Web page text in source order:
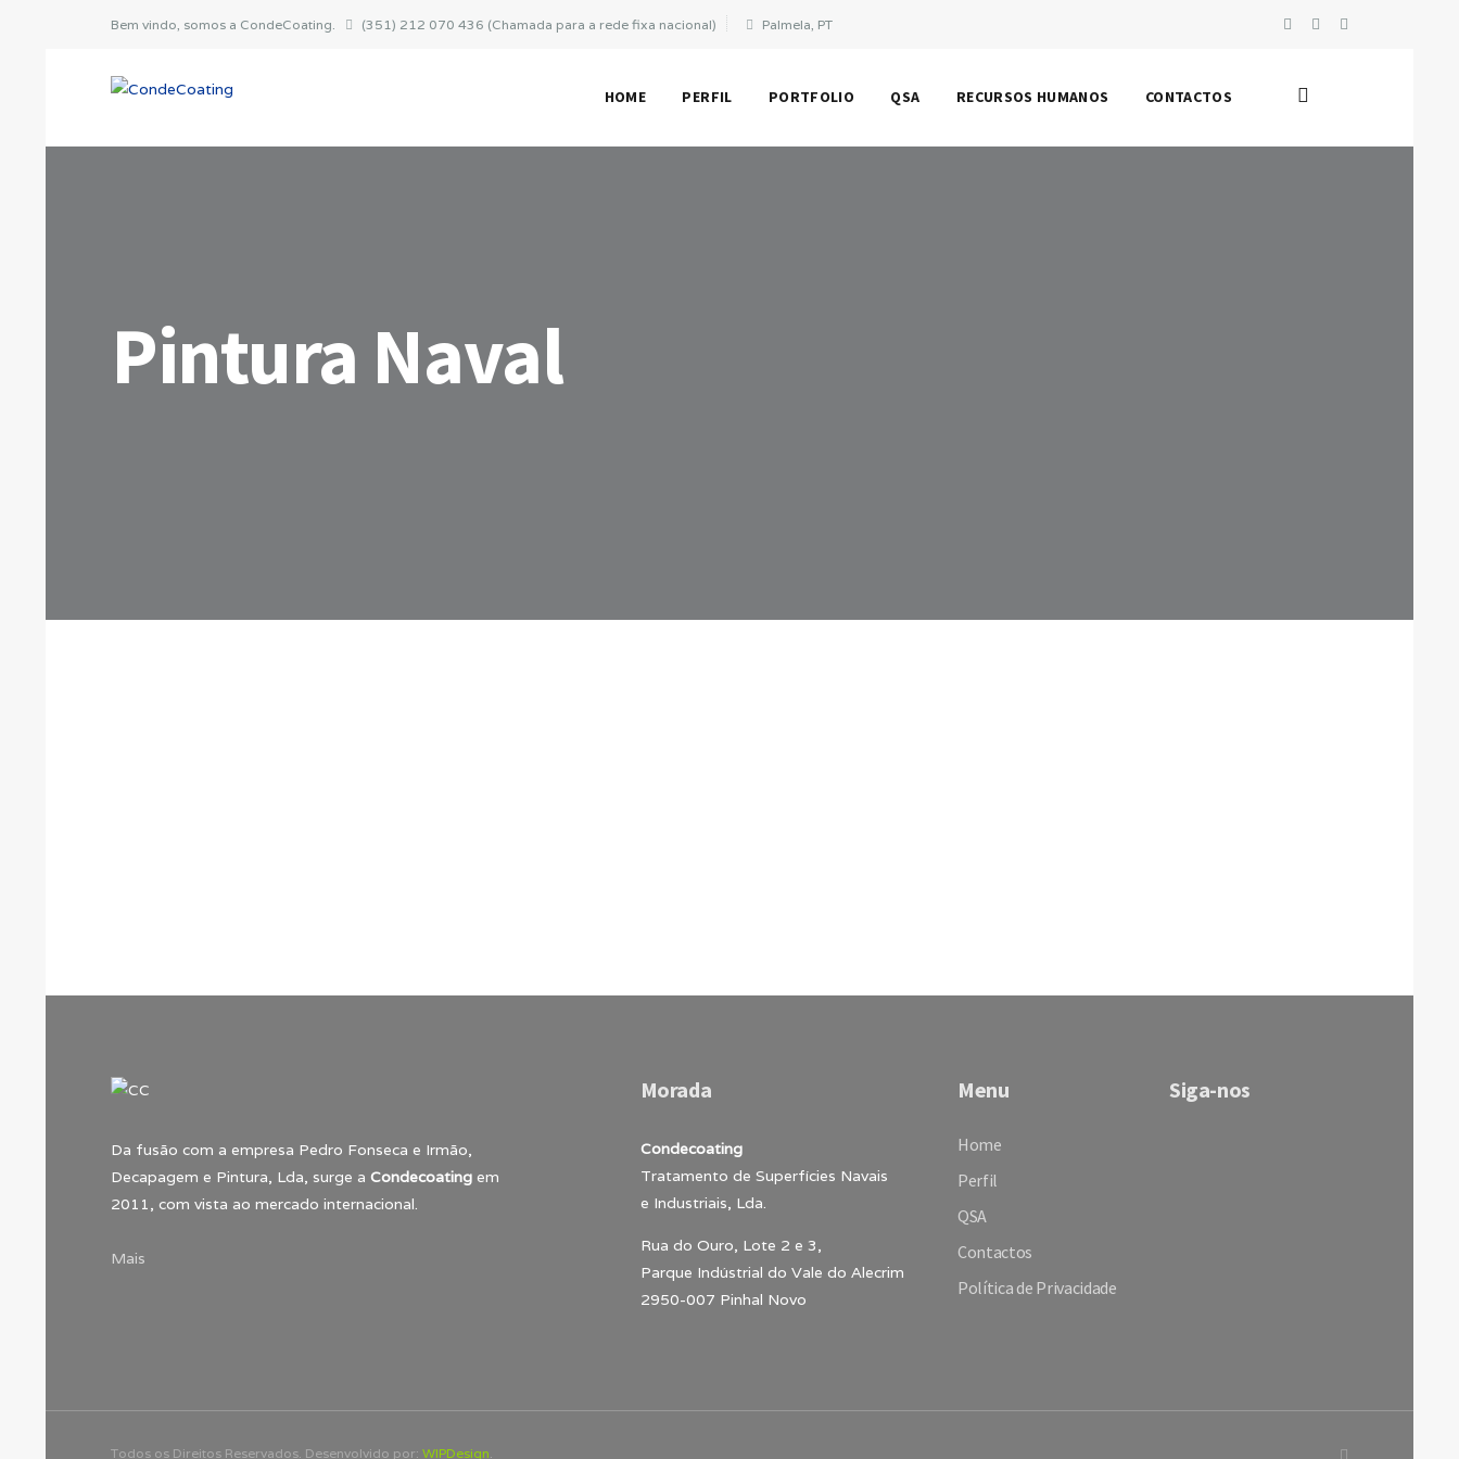
Bem vindo, somos a CondeCoating. (351) 212 070 436 (Chamada para a rede fixa nacional) Palmela, PT
HOME PERFIL PORTFOLIO QSA RECURSOS HUMANOS CONTACTOS
Pintura Naval
Da fusão com a empresa Pedro Fonseca e Irmão,
Decapagem e Pintura, Lda, surge a Condecoating em
2011, com vista ao mercado internacional.
Mais
Morada
Condecoating
Tratamento de Superfícies Navais
e Industriais, Lda.
Rua do Ouro, Lote 2 e 3,
Parque Indústrial do Vale do Alecrim
2950-007 Pinhal Novo
Menu
Home
Perfil
QSA
Contactos
Política de Privacidade
Siga-nos
Todos os Direitos Reservados. Desenvolvido por: WIPDesign